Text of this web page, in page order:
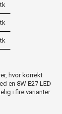
hvor korrekt
en 8W E27 LED-
i fire varianter